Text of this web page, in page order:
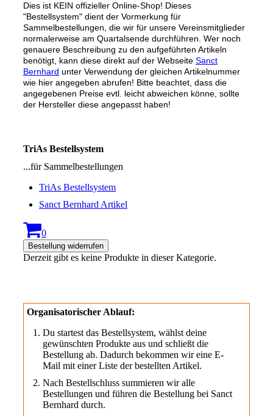
Dies ist KEIN offizieller Online-Shop! Dieses
"Bestellsystem" dient der Vormerkung für
Sammelbestellungen, die wir für unsere Vereinsmitglieder
normalerweise am Quartalsende durchführen. Wer noch
genauere Beschreibung zu den aufgeführten Artikeln
benötigt, kann diese direkt auf der Webseite Sanct
Bernhard unter Verwendung der gleichen Artikelnummer
wie hier angegeben abrufen! Bitte beachtet, dass die
angegebenen Preise evtl. leicht abweichen könne, sollte
der Hersteller diese angepasst haben!
TriAs Bestellsystem
...für Sammelbestellungen
TriAs Bestellsystem
Sanct Bernhard Artikel
0
Bestellung widerrufen
Derzeit gibt es keine Produkte in dieser Kategorie.
Organisatorischer Ablauf:
Du startest das Bestellsystem, wählst deine
gewünschten Produkte aus und schließt die
Bestellung ab. Dadurch bekommen wir eine E-
Mail mit einer Liste der bestellten Artikel.
Nach Bestellschluss summieren wir alle
Bestellungen und führen die Bestellung bei Sanct
Bernhard durch.